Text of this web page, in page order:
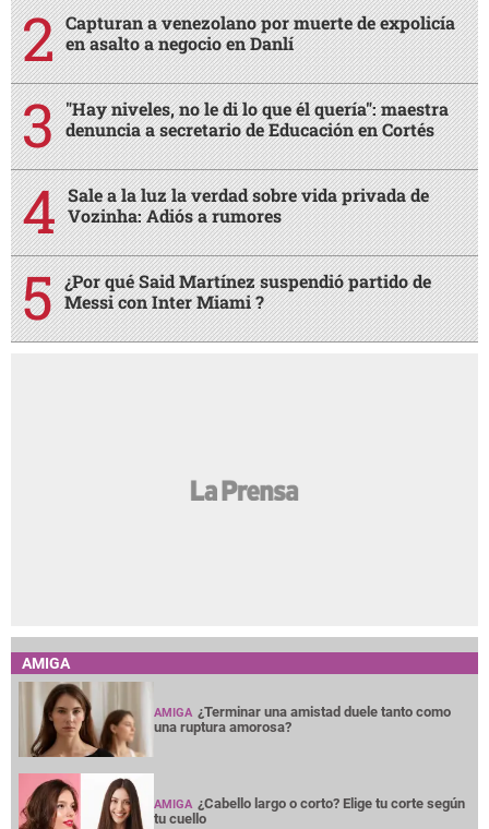
Capturan a venezolano por muerte de expolicía
en asalto a negocio en Danlí
"Hay niveles, no le di lo que él quería": maestra
denuncia a secretario de Educación en Cortés
Sale a la luz la verdad sobre vida privada de
Vozinha: Adiós a rumores
¿Por qué Said Martínez suspendió partido de
Messi con Inter Miami ?
AMIGA
AMIGA ¿Terminar una amistad duele tanto como
una ruptura amorosa?
AMIGA ¿Cabello largo o corto? Elige tu corte según
tu cuello